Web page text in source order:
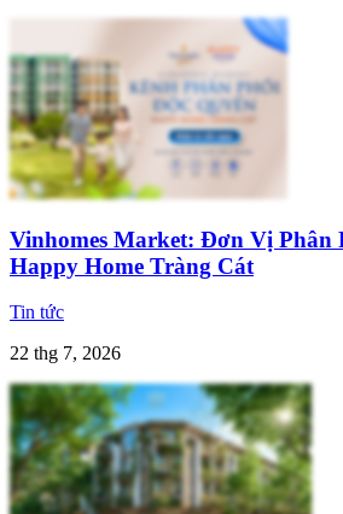
Vinhomes Market: Đơn Vị Phân
Happy Home Tràng Cát
Tin tức
22 thg 7, 2026